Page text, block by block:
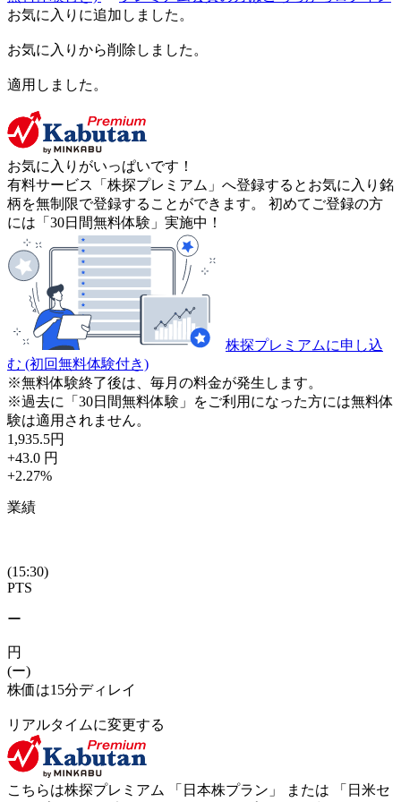
お気に入りに追加しました。
お気に入りから削除しました。
適用しました。
お気に入りがいっぱいです！
有料サービス「株探プレミアム」へ登録するとお気に入り銘
柄を無制限で登録することができます。 初めてご登録の方
には「30日間無料体験」実施中！
株探プレミアムに申し込
む (初回無料体験付き)
※無料体験終了後は、毎月の料金が発生します。
※過去に「30日間無料体験」をご利用になった方には無料体
験は適用されません。
1,935.5円
+43.0 円
+2.27%
業績
(15:30)
PTS
ー
円
(ー)
株価は15分ディレイ
リアルタイムに変更する
こちらは株探プレミアム 「 日本株プラン 」 または 「 日米セ